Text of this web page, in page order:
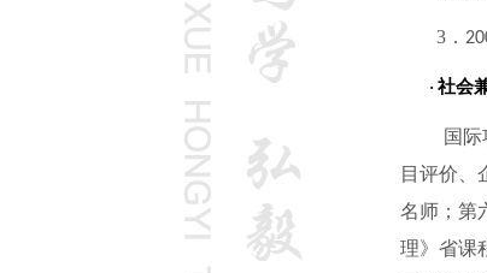
3 ．
· 社会
国
目评价、
名师；第
理》省课